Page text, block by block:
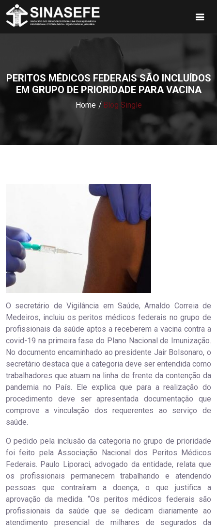
PERITOS MÉDICOS FEDERAIS SÃO INCLUÍDOS
EM GRUPO DE PRIORIDADE PARA VACINA
Home Blog Single
O secretário de Vigilância em Saúde, Arnaldo Correia de
Medeiros, incluiu os peritos médicos federais no grupo de
profissionais da saúde aptos a receberem a vacina contra a
covid-19 na primeira fase do Plano Nacional de Imunização.
No documento encaminhado ao presidente Jair Bolsonaro, o
secretário destaca que a categoria deve ser entendida como
trabalhadores que atuam na linha de frente da contenção da
pandemia no País. Ele explica que para a realização do
procedimento deve ser apresentada documentação que
comprove a vinculação dos requerentes ao serviço de
saúde.
O pedido pela inclusão da categoria no grupo de prioridade
foi feito pela Associação Nacional dos Peritos Médicos
Federais. Paulo Liporaci, advogado da entidade, relata que
os profissionais permanecem trabalhando e atendendo
pessoas que contraíram a doença, o que justifica a
aprovação da medida. “Os peritos médicos federais são
profissionais da saúde que se dedicam diariamente ao
atendimento presencial de milhares de segurados da